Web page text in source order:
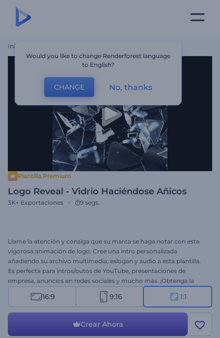
Inicio
Plantilla Premium
Logo Reveal - Vidrio Haciéndose Añicos
3K+ Exportaciones 9 segs.
Llame la atención y consiga que su marca se haga notar con esta
vigorosa animación de logo. Cree una intro personalizada
añadiendo su archivo multimedia, eslogan y audio a esta plantilla.
Es perfecta para intros/outos de YouTube, presentaciones de
empresa, anuncios en redes sociales y mucho más. ¡Obtenga la
presentación de su logo en añicos ahora!
16:9 9:16 1:1
Crear Ahora
Would you like to change Renderforest language
to English?
CHANGE No, thanks